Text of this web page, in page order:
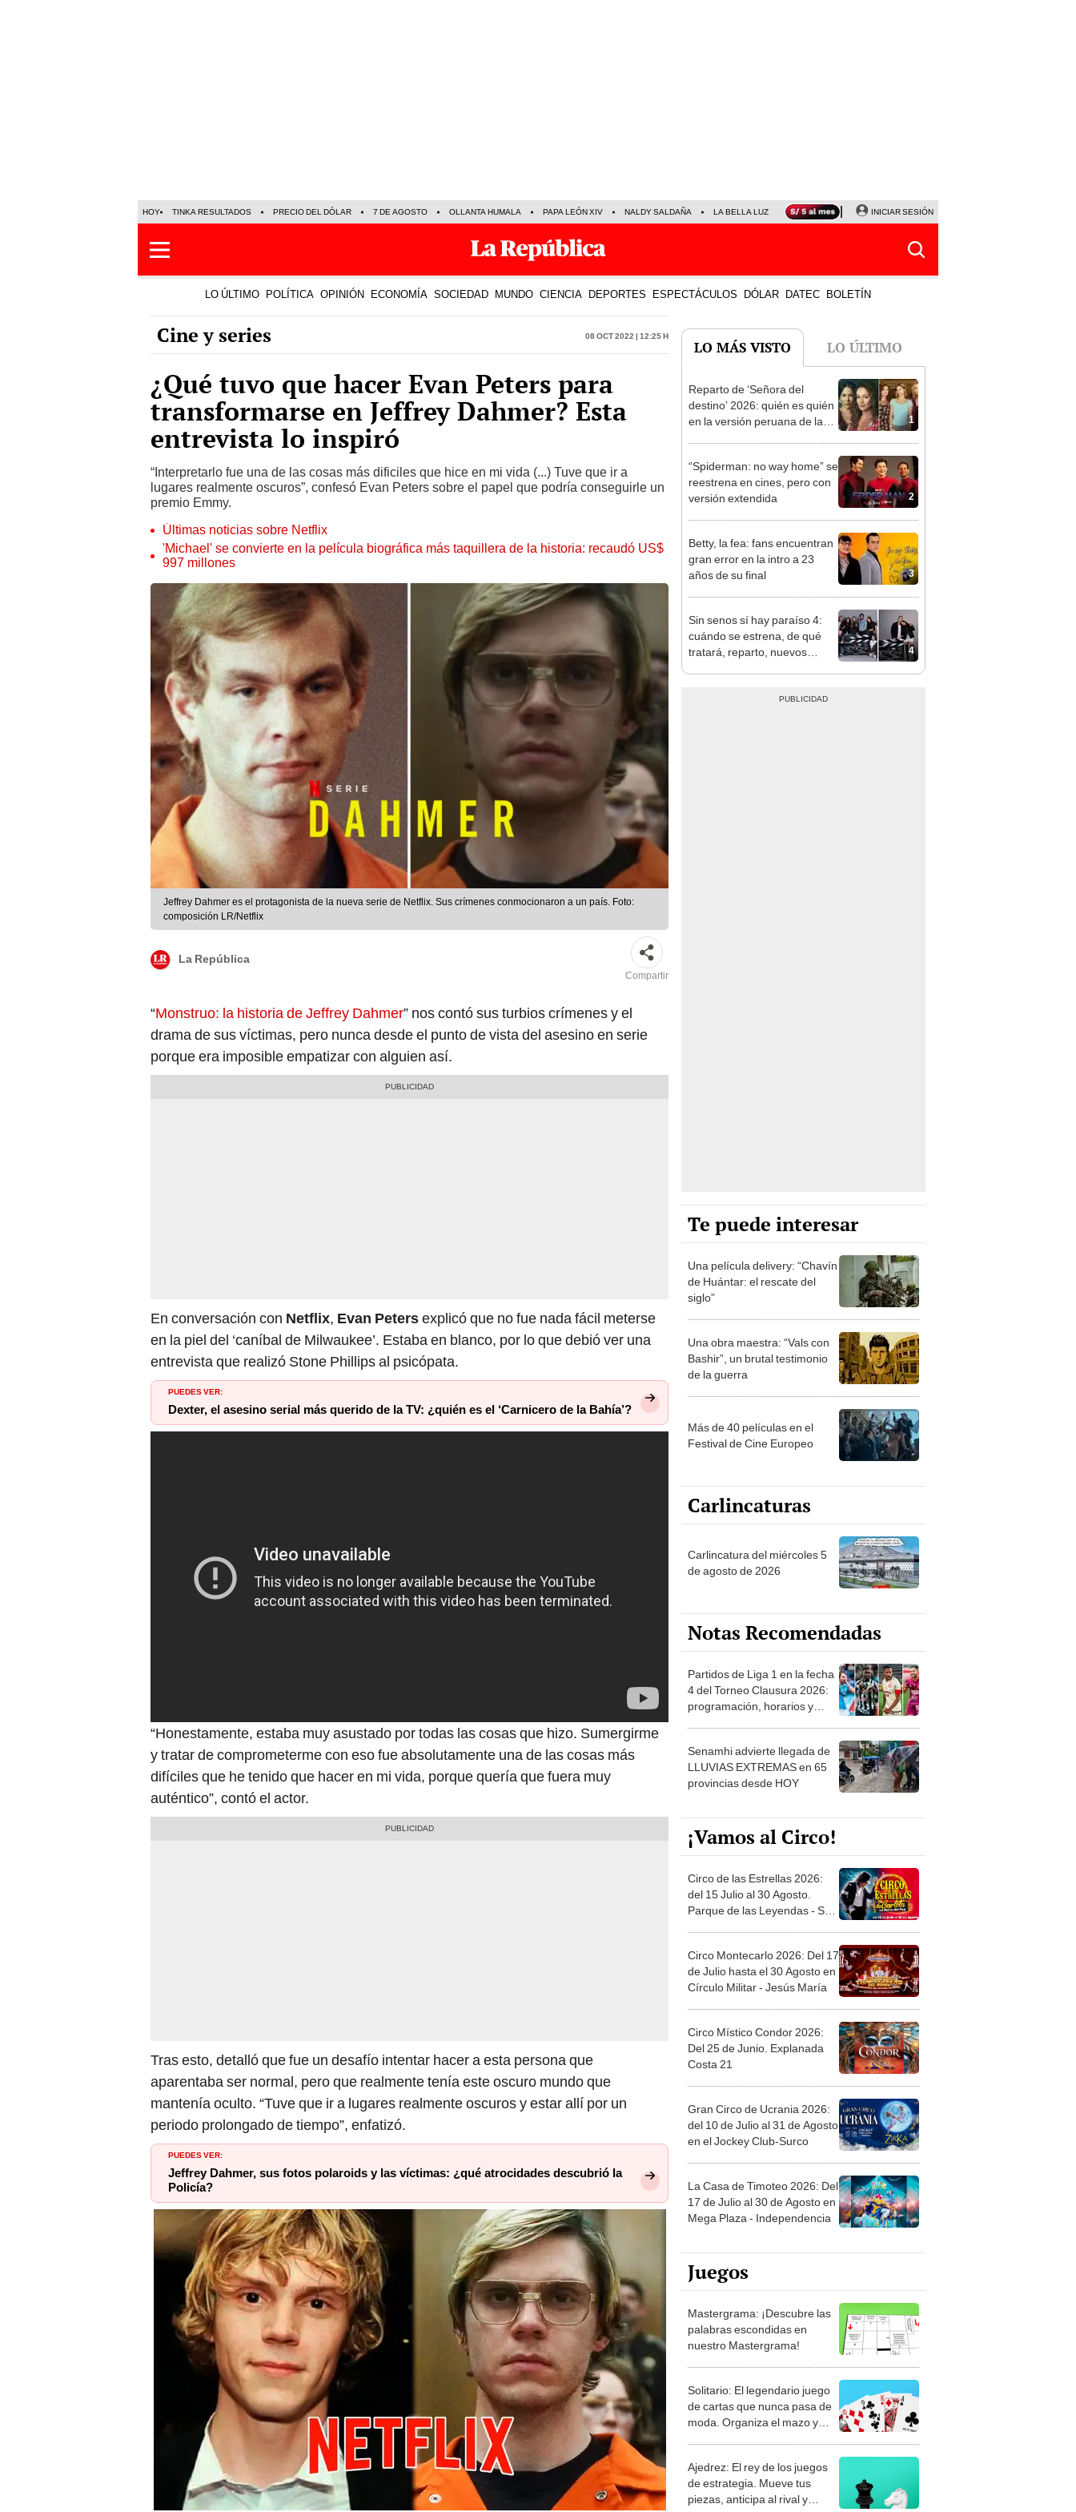
HOY TINKA RESULTADOS PRECIO DEL DÓLAR 7 DE AGOSTO OLLANTA HUMALA PAPA LEÓN XIV NALDY SALDAÑA LA BELLA LUZ MAGALY MEDINA SINUANO RESULTADOS HOY
INICIAR SESIÓN
LO ÚLTIMO POLÍTICA OPINIÓN ECONOMÍA SOCIEDAD MUNDO CIENCIA DEPORTES ESPECTÁCULOS DÓLAR DATEC BOLETÍN
Cine y series 08 Oct 2022 | 12:25 h
¿Qué tuvo que hacer Evan Peters para
transformarse en Jeffrey Dahmer? Esta
entrevista lo inspiró
“Interpretarlo fue una de las cosas más dificiles que hice en mi vida (...) Tuve que ir a
lugares realmente oscuros”, confesó Evan Peters sobre el papel que podría conseguirle un
premio Emmy.
Últimas noticias sobre Netflix
'Michael' se convierte en la película biográfica más taquillera de la historia: recaudó US$
997 millones
Jeffrey Dahmer es el protagonista de la nueva serie de Netflix. Sus crímenes conmocionaron a un país. Foto:
composición LR/Netflix
La República
Compartir
“Monstruo: la historia de Jeffrey Dahmer” nos contó sus turbios crímenes y el
drama de sus víctimas, pero nunca desde el punto de vista del asesino en serie
porque era imposible empatizar con alguien así.
En conversación con Netflix, Evan Petersexplicó que no fue nada fácil meterse
en la piel del ‘caníbal de Milwaukee’. Estaba en blanco, por lo que debió ver una
entrevista que realizó Stone Phillips al psicópata.
PUEDES VER:
Dexter, el asesino serial más querido de la TV: ¿quién es el ‘Carnicero de la Bahía’?
“Honestamente, estaba muy asustado por todas las cosas que hizo. Sumergirme
y tratar de comprometerme con eso fue absolutamente una de las cosas más
difíciles que he tenido que hacer en mi vida, porque quería que fuera muy
auténtico”, contó el actor.
Tras esto, detalló que fue un desafío intentar hacer a esta persona que
aparentaba ser normal, pero que realmente tenía este oscuro mundo que
mantenía oculto. “Tuve que ir a lugares realmente oscuros y estar allí por un
periodo prolongado de tiempo”, enfatizó.
PUEDES VER:
Jeffrey Dahmer, sus fotos polaroids y las víctimas: ¿qué atrocidades descubrió la
Policía?
LO MÁS VISTO LO ÚLTIMO
1
Reparto de ‘Señora del
destino’ 2026: quién es quién
en la versión peruana de la
2
“Spiderman: no way home” se
reestrena en cines, pero con
versión extendida
3
Betty, la fea: fans encuentran
gran error en la intro a 23
años de su final
4
Sin senos sí hay paraíso 4:
cuándo se estrena, de qué
tratará, reparto, nuevos
Te puede interesar
Una película delivery: “Chavín
de Huántar: el rescate del
siglo”
Una obra maestra: “Vals con
Bashir”, un brutal testimonio
de la guerra
Más de 40 películas en el
Festival de Cine Europeo
Carlincaturas
Carlincatura del miércoles 5
de agosto de 2026
Notas Recomendadas
Partidos de Liga 1 en la fecha
4 del Torneo Clausura 2026:
programación, horarios y
Senamhi advierte llegada de
LLUVIAS EXTREMAS en 65
provincias desde HOY
¡Vamos al Circo!
Circo de las Estrellas 2026:
del 15 Julio al 30 Agosto.
Parque de las Leyendas - San
Circo Montecarlo 2026: Del 17
de Julio hasta el 30 Agosto en
Círculo Militar - Jesús María
Circo Místico Condor 2026:
Del 25 de Junio. Explanada
Costa 21
Gran Circo de Ucrania 2026:
del 10 de Julio al 31 de Agosto
en el Jockey Club-Surco
La Casa de Timoteo 2026: Del
17 de Julio al 30 de Agosto en
Mega Plaza - Independencia
Juegos
Mastergrama: ¡Descubre las
palabras escondidas en
nuestro Mastergrama!
Solitario: El legendario juego
de cartas que nunca pasa de
moda. Organiza el mazo y
Ajedrez: El rey de los juegos
de estrategia. Mueve tus
piezas, anticipa al rival y